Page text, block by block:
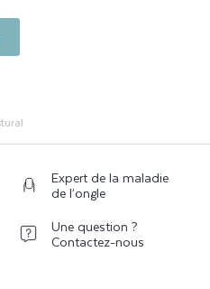
Expert de la maladie
de l’ongle
Une question ?
Contactez-nous